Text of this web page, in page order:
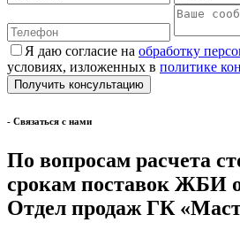
Я даю согласие на обработку
условиях, изложенных в политике
- Cвязаться с нами
По вопросам расчета
срокам поставок ЖБИ
Отдел продаж ГК